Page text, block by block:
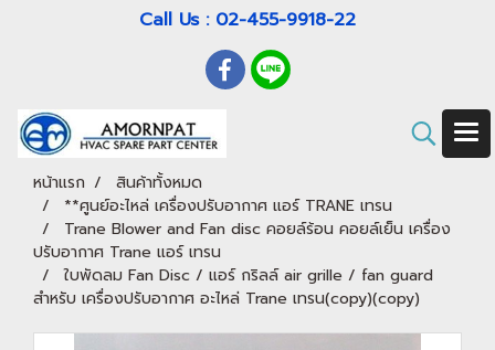
Call Us : 02-455-9918-22
หน้าแรก
สินค้าทั้งหมด
**ศูนย์อะไหล่ เครื่องปรับอากาศ แอร์ TRANE เทรน
Trane Blower and Fan disc คอยล์ร้อน คอยล์เย็น เครื่อง
ปรับอากาศ Trane แอร์ เทรน
ใบพัดลม Fan Disc / แอร์ กริลล์ air grille / fan guard
สำหรับ เครื่องปรับอากาศ อะไหล่ Trane เทรน(copy)(copy)